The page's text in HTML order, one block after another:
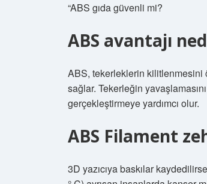
“ABS gıda güvenli mi?
ABS avantajı
ABS, tekerleklerin kilitlenmesini
sağlar. Tekerleğin
gerçekleştirmeye yardımcı olur.
ABS Filament
3D yazıcıya baskılar